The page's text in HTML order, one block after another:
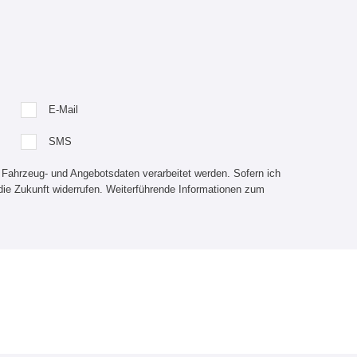
E-Mail
SMS
und Angebotsdaten verarbeitet werden. Sofern ich
Zukunft widerrufen. Weiterführende Informationen zum